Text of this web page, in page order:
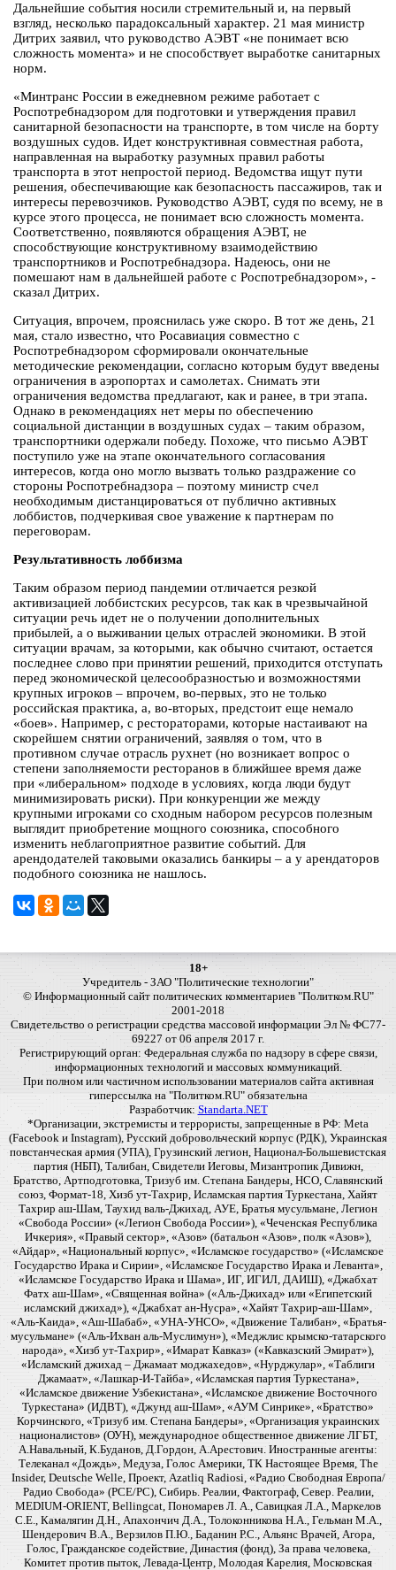
Дальнейшие события носили стремительный и, на первый
взгляд, несколько парадоксальный характер. 21 мая министр
Дитрих заявил, что руководство АЭВТ «не понимает всю
сложность момента» и не способствует выработке санитарных
норм.
«Минтранс России в ежедневном режиме работает с
Роспотребнадзором для подготовки и утверждения правил
санитарной безопасности на транспорте, в том числе на борту
воздушных судов. Идет конструктивная совместная работа,
направленная на выработку разумных правил работы
транспорта в этот непростой период. Ведомства ищут пути
решения, обеспечивающие как безопасность пассажиров, так и
интересы перевозчиков. Руководство АЭВТ, судя по всему, не в
курсе этого процесса, не понимает всю сложность момента.
Соответственно, появляются обращения АЭВТ, не
способствующие конструктивному взаимодействию
транспортников и Роспотребнадзора. Надеюсь, они не
помешают нам в дальнейшей работе с Роспотребнадзором», -
сказал Дитрих.
Ситуация, впрочем, прояснилась уже скоро. В тот же день, 21
мая, стало известно, что Росавиация совместно с
Роспотребнадзором сформировали окончательные
методические рекомендации, согласно которым будут введены
ограничения в аэропортах и самолетах. Снимать эти
ограничения ведомства предлагают, как и ранее, в три этапа.
Однако в рекомендациях нет меры по обеспечению
социальной дистанции в воздушных судах – таким образом,
транспортники одержали победу. Похоже, что письмо АЭВТ
поступило уже на этапе окончательного согласования
интересов, когда оно могло вызвать только раздражение со
стороны Роспотребнадзора – поэтому министр счел
необходимым дистанцироваться от публично активных
лоббистов, подчеркивая свое уважение к партнерам по
переговорам.
Результативность лоббизма
Таким образом период пандемии отличается резкой
активизацией лоббистских ресурсов, так как в чрезвычайной
ситуации речь идет не о получении дополнительных
прибылей, а о выживании целых отраслей экономики. В этой
ситуации врачам, за которыми, как обычно считают, остается
последнее слово при принятии решений, приходится отступать
перед экономической целесообразностью и возможностями
крупных игроков – впрочем, во-первых, это не только
российская практика, а, во-вторых, предстоит еще немало
«боев». Например, с рестораторами, которые настаивают на
скорейшем снятии ограничений, заявляя о том, что в
противном случае отрасль рухнет (но возникает вопрос о
степени заполняемости ресторанов в ближйшее время даже
при «либеральном» подходе в условиях, когда люди будут
минимизировать риски). При конкуренции же между
крупными игроками со сходным набором ресурсов полезным
выглядит приобретение мощного союзника, способного
изменить неблагоприятное развитие событий. Для
арендодателей таковыми оказались банкиры – а у арендаторов
подобного союзника не нашлось.
18+
Учредитель - ЗАО "Политические технологии"
© Информационный сайт политических комментариев "Политком.RU"
2001-2018
Свидетельство о регистрации средства массовой информации Эл № ФС77-
69227 от 06 апреля 2017 г.
Регистрирующий орган: Федеральная служба по надзору в сфере связи,
информационных технологий и массовых коммуникаций.
При полном или частичном использовании материалов сайта активная
гиперссылка на "Политком.RU" обязательна
Разработчик: Standarta.NET
*Организации, экстремисты и террористы, запрещенные в РФ: Meta
(Facebook и Instagram), Русский добровольческий корпус (РДК), Украинская
повстанческая армия (УПА), Грузинский легион, Национал-Большевистская
партия (НБП), Талибан, Свидетели Иеговы, Мизантропик Дивижн,
Братство, Артподготовка, Тризуб им. Степана Бандеры, НСО, Славянский
союз, Формат-18, Хизб ут-Тахрир, Исламская партия Туркестана, Хайят
Тахрир аш-Шам, Таухид валь-Джихад, АУЕ, Братья мусульмане, Легион
«Свобода России» («Легион Свобода России»), «Чеченская Республика
Ичкерия», «Правый сектор», «Азов» (батальон «Азов», полк «Азов»),
«Айдар», «Национальный корпус», «Исламское государство» («Исламское
Государство Ирака и Сирии», «Исламское Государство Ирака и Леванта»,
«Исламское Государство Ирака и Шама», ИГ, ИГИЛ, ДАИШ), «Джабхат
Фатх аш-Шам», «Священная война» («Аль-Джихад» или «Египетский
исламский джихад»), «Джабхат ан-Нусра», «Хайят Тахрир-аш-Шам»,
«Аль-Каида», «Аш-Шабаб», «УНА-УНСО», «Движение Талибан», «Братья-
мусульмане» («Аль-Ихван аль-Муслимун»), «Меджлис крымско-татарского
народа», «Хизб ут-Тахрир», «Имарат Кавказ» («Кавказский Эмират»),
«Исламский джихад – Джамаат моджахедов», «Нурджулар», «Таблиги
Джамаат», «Лашкар-И-Тайба», «Исламская партия Туркестана»,
«Исламское движение Узбекистана», «Исламское движение Восточного
Туркестана» (ИДВТ), «Джунд аш-Шам», «АУМ Синрике», «Братство»
Корчинского, «Тризуб им. Степана Бандеры», «Организация украинских
националистов» (ОУН), международное общественное движение ЛГБТ,
А.Навальный, К.Буданов, Д.Гордон, А.Арестович. Иностранные агенты:
Телеканал «Дождь», Медуза, Голос Америки, ТК Настоящее Время, The
Insider, Deutsche Welle, Проект, Azatliq Radiosi, «Радио Свободная Европа/
Радио Свобода» (PCE/PC), Сибирь. Реалии, Фактограф, Север. Реалии,
MEDIUM-ORIENT, Bellingcat, Пономарев Л. А., Савицкая Л.А., Маркелов
С.Е., Камалягин Д.Н., Апахончич Д.А., Толоконникова Н.А., Гельман М.А.,
Шендерович В.А., Верзилов П.Ю., Баданин Р.С., Альянс Врачей, Агора,
Голос, Гражданское содействие, Династия (фонд), За права человека,
Комитет против пыток, Левада-Центр, Молодая Карелия, Московская